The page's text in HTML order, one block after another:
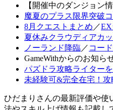
【開催中のダンジョン情
魔夏のプラス限界突破
8月クエストまとめ ／EX
夏休みクラウディアカ
ノーランド降臨／ コー
GameWithからのお知ら
パズドラ攻略ライター
未経験可&完全在宅！攻
ひだまりさんの最新評価や使